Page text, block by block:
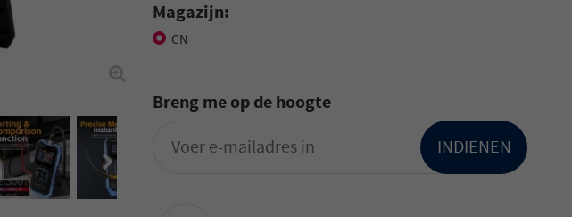
Magazijn:
CN
Breng me op de hoogte
INDIENEN